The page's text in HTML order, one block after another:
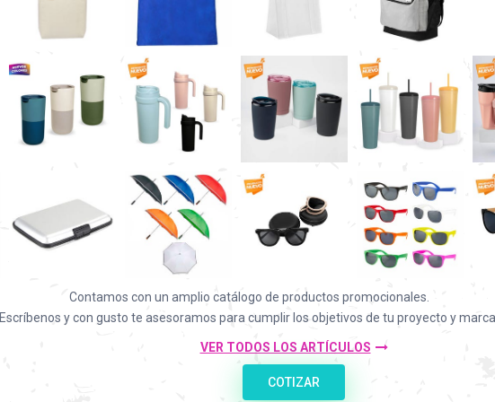
Contamos con un amplio catálogo de productos promocionales.
Escríbenos y con gusto te asesoramos para cumplir los objetivos de tu proyecto y
VER TODOS LOS ARTÍCULOS
COTIZAR